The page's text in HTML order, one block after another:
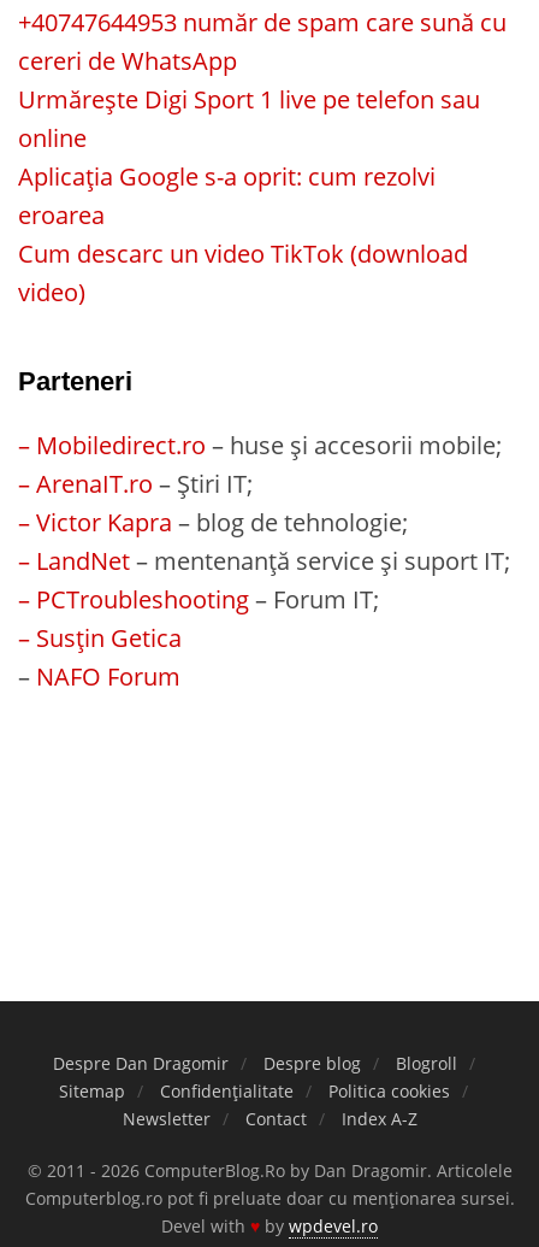
+40747644953 număr de spam care sună cu
cereri de WhatsApp
Urmărește Digi Sport 1 live pe telefon sau
online
Aplicația Google s-a oprit: cum rezolvi
eroarea
Cum descarc un video TikTok (download
video)
Parteneri
– Mobiledirect.ro – huse și accesorii mobile;
– ArenaIT.ro – Știri IT;
– Victor Kapra – blog de tehnologie;
– LandNet– mentenanță service și suport IT;
– PCTroubleshooting– Forum IT;
– Susțin Getica
– NAFO Forum
Despre Dan Dragomir Despre blog
Blogroll
Sitemap
Confidențialitate
Politica cookies
Newsletter
Contact Index A-Z
© 2011 - 2026 ComputerBlog.Ro by Dan Dragomir. Articolele
Computerblog.ro pot fi preluate doar cu menționarea sursei.
Devel with ♥ by wpdevel.ro